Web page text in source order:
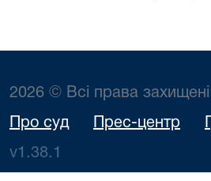
2026 © Всі права захищені
Про суд Прес-центр
v1.38.1